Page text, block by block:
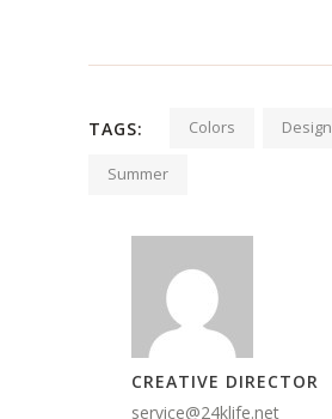
TAGS: Colors Design
Summer
CREATIVE DIRECTOR
service@24klife.net